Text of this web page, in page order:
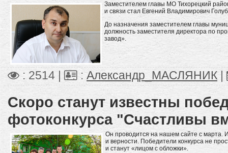
Заместителем главы МО Тихорецкий
и связи стал Евгений Владимирович
До назначения заместителем главы
должность заместителя директора по
завод».
: 2514 | : Александр_МАСЛЯНИК
Скоро станут известны
фотоконкурса "Счастливы
Он проводится на нашем сайте с марта.
и верности. Победители конкурса не
и станут «лицом с обложки».